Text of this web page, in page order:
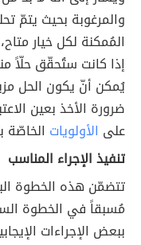
والمرغوبة بحيث يتمّ
المُمكنة لكل خيار
إذا كانت ستُحقّق حلّاً
يُمكن أنّ يكون الحل
ضرورة الأخذ بعين
على الأولويات الخاصّة
تنفيذ الإجراء المناسب
تتضمّن هذه الخطوة
مُسبقاً في الخطوة
ببعض الإجراءات